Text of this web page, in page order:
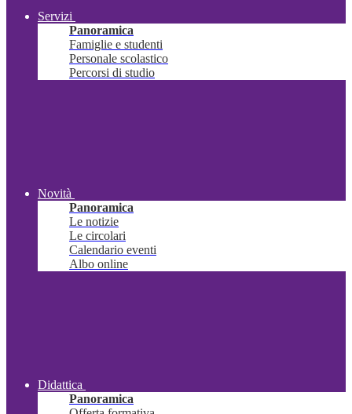
Servizi
Panoramica
Famiglie e studenti
Personale scolastico
Percorsi di studio
Novità
Panoramica
Le notizie
Le circolari
Calendario eventi
Albo online
Didattica
Panoramica